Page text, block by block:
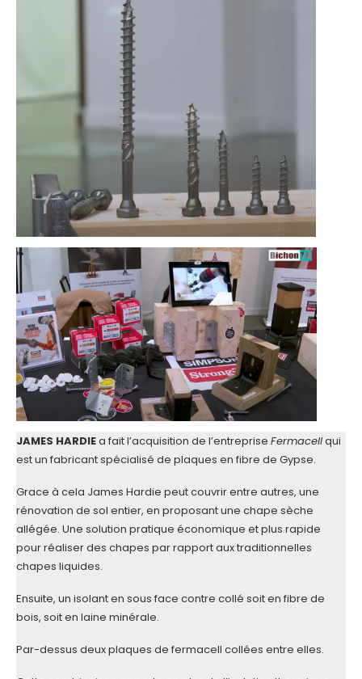
JAMES HARDIEa fait l’acquisition de l’entreprise Fermacellqui
est un fabricant spécialisé de plaques en fibre de Gypse.
Grace à cela James Hardie peut couvrir entre autres, une
rénovation de sol entier, en proposant une chape sèche
allégée. Une solution pratique économique et plus rapide
pour réaliser des chapes par rapport aux traditionnelles
chapes liquides.
Ensuite, un isolant en sous face contre collé soit en fibre de
bois, soit en laine minérale.
Par-dessus deux plaques de fermacell collées entre elles.